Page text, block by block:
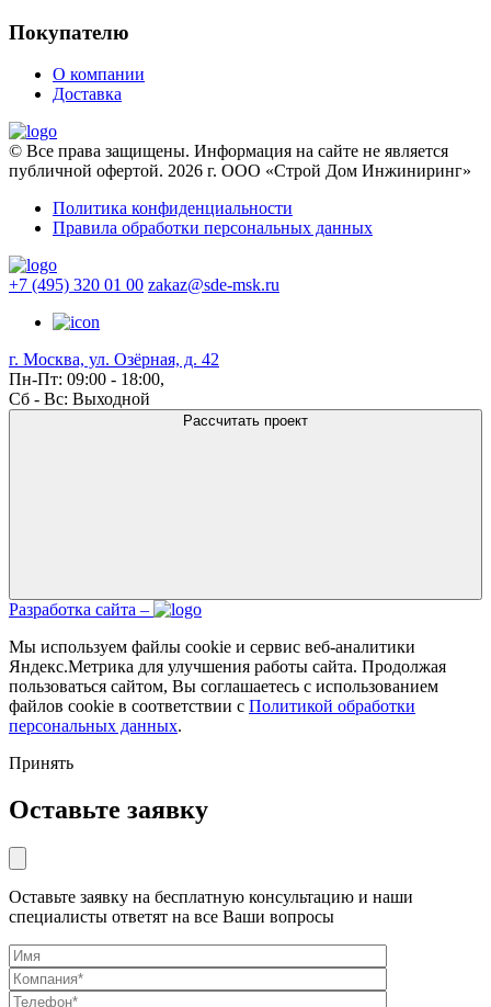
Покупателю
О компании
Доставка
© Все права защищены. Информация на сайте не является
публичной офертой. 2026 г. ООО «Строй Дом Инжиниринг»
Политика конфиденциальности
Правила обработки персональных данных
+7 (495) 320 01 00 zakaz@sde-msk.ru
г. Москва, ул. Озёрная, д. 42
Пн-Пт: 09:00 - 18:00,
Сб - Вс: Выходной
Рассчитать проект
Разработка сайта –
Мы используем файлы cookie и сервис веб-аналитики
Яндекс.Метрика для улучшения работы сайта. Продолжая
пользоваться сайтом, Вы соглашаетесь с использованием
файлов cookie в соответствии с Политикой обработки
персональных данных.
Принять
Оставьте заявку
Оставьте заявку на бесплатную консультацию и наши
специалисты ответят на все Ваши вопросы